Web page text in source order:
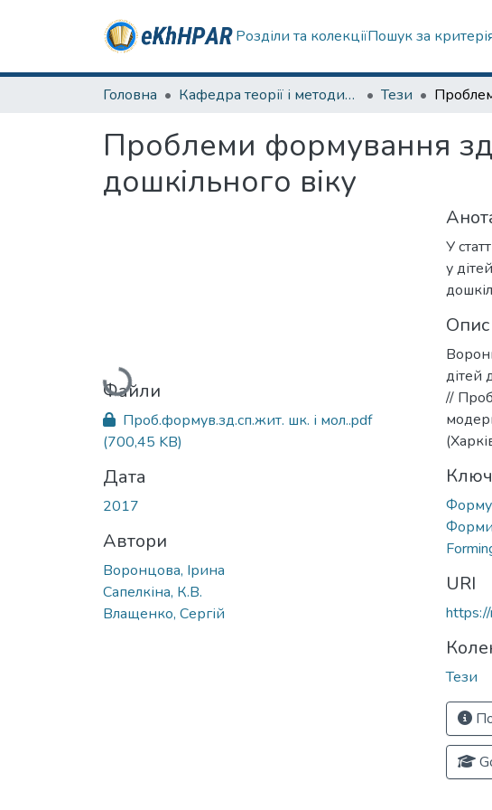
Розділи та колекціїПошук за
Головна Кафедра теорії і методики фізичного виховання Тези
Проблеми формування
дошкільного віку
Вантажиться...
Файли
Проб.формув.зд.сп.жит. шк. і мол..pdf
(700,45 KB)
Дата
2017
Автори
Воронцова, Ірина
Сапелкіна, К.В.
Влащенко, Сергій
У
у
Опис
дітей
//
URI
Тези